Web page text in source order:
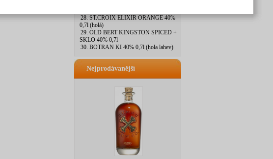
28. ST.CROIX ELIXIR ORANGE 40%
0,7l (holá)
29. OLD BERT KINGSTON SPICED +
SKLO 40% 0,7l
30. BOTRAN KI 40% 0,7l (hola lahev)
Nejprodávanější